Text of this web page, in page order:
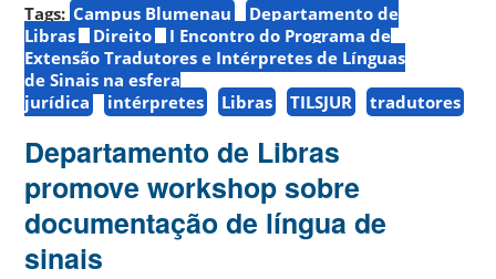
Tags: Campus Blumenau
Departamento de
Libras
Direito
I Encontro do Programa de
Extensão Tradutores e Intérpretes de Línguas
de Sinais na esfera
jurídica
intérpretes Libras TILSJUR tradutores
Departamento de Libras
promove workshop sobre
documentação de língua de
sinais